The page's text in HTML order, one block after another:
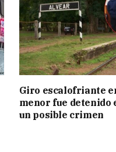
Giro escalofriante
menor fue detenido
un posible crimen